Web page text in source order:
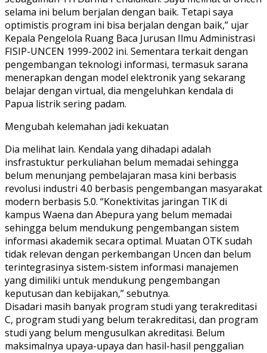
selama ini belum berjalan dengan baik. Tetapi saya
optimistis program ini bisa berjalan dengan baik,” ujar
Kepala Pengelola Ruang Baca Jurusan Ilmu Administrasi
FISIP-UNCEN 1999-2002 ini. Sementara terkait dengan
pengembangan teknologi informasi, termasuk sarana
menerapkan dengan model elektronik yang sekarang
belajar dengan virtual, dia mengeluhkan kendala di
Papua listrik sering padam.
Mengubah kelemahan jadi kekuatan
Dia melihat lain. Kendala yang dihadapi adalah
insfrastuktur perkuliahan belum memadai sehingga
belum menunjang pembelajaran masa kini berbasis
revolusi industri 4.0 berbasis pengembangan masyarakat
modern berbasis 5.0. “Konektivitas jaringan TIK di
kampus Waena dan Abepura yang belum memadai
sehingga belum mendukung pengembangan sistem
informasi akademik secara optimal. Muatan OTK sudah
tidak relevan dengan perkembangan Uncen dan belum
terintegrasinya sistem-sistem informasi manajemen
yang dimiliki untuk mendukung pengembangan
keputusan dan kebijakan,” sebutnya.
Disadari masih banyak program studi yang terakreditasi
C, program studi yang belum terakreditasi, dan program
studi yang belum mengusulkan akreditasi. Belum
maksimalnya upaya-upaya dan hasil-hasil penggalian